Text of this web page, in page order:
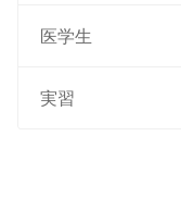
医学生
実習